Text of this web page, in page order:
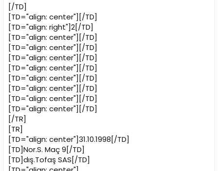
[/TD]
[TD="align: center"][/TD]
[TD="align: right"]2[/TD]
[TD="align: center"][/TD]
[TD="align: center"][/TD]
[TD="align: center"][/TD]
[TD="align: center"][/TD]
[TD="align: center"][/TD]
[TD="align: center"][/TD]
[TD="align: center"][/TD]
[TD="align: center"][/TD]
[/TR]
[TR]
[TD="align: center"]31.10.1998[/TD]
[TD]Nor.S. Maç 9[/TD]
[TD]dış.Tofaş SAS[/TD]